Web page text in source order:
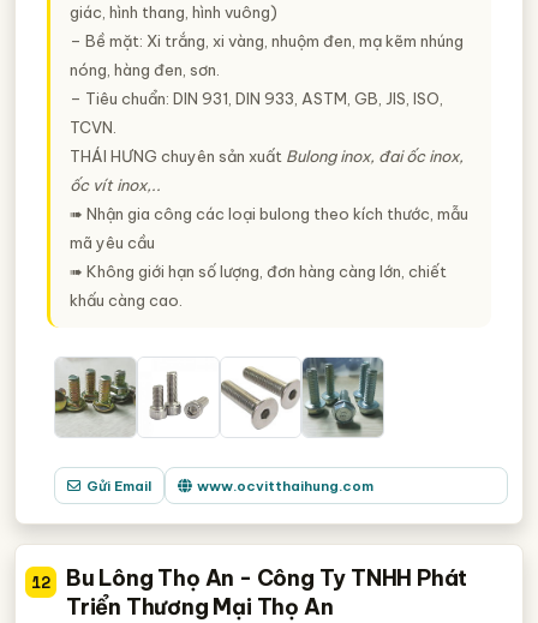
giác, hình thang, hình vuông)
– Bề mặt: Xi trắng, xi vàng, nhuộm đen, mạ kẽm nhúng
nóng, hàng đen, sơn.
– Tiêu chuẩn: DIN 931, DIN 933, ASTM, GB, JIS, ISO,
TCVN.
THÁI HƯNG chuyên sản xuất Bulong inox, đai ốc inox,
ốc vít inox,..
➠ Nhận gia công các loại bulong theo kích thước, mẫu
mã yêu cầu
➠ Không giới hạn số lượng, đơn hàng càng lớn, chiết
khấu càng cao.
Gửi Email www.ocvitthaihung.com
12
Bu Lông Thọ An - Công Ty TNHH Phát
Triển Thương Mại Thọ An